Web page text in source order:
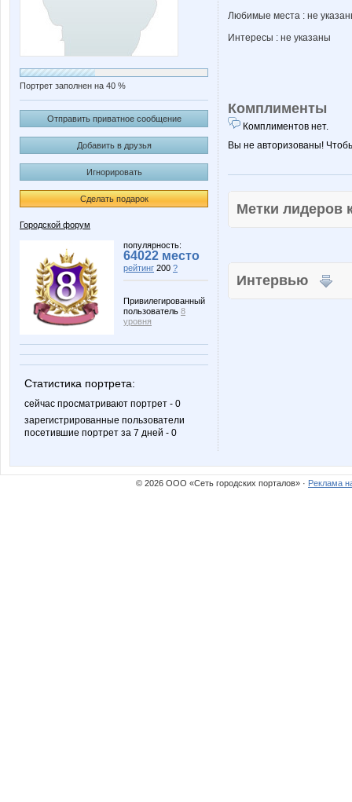
Портрет заполнен на 40 %
Отправить приватное сообщение
Добавить в друзья
Игнорировать
Сделать подарок
Городской форум
популярность:
64022 место
рейтинг 200 ?
Привилегированный
пользователь 8
уровня
Статистика портрета:
сейчас просматривают портрет - 0
зарегистрированные пользователи
посетившие портрет за 7 дней - 0
Любимые места : не
Интересы : не указаны
Комплименты
Комплиментов нет.
Вы не авторизованы!
Метки
Интервью
© 2026 ООО «Сеть городских порталов» · Реклама